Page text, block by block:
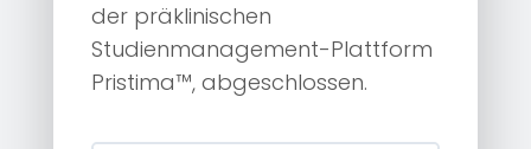
der präklinischen
Studienmanagement-Plattform
Pristima™, abgeschlossen.